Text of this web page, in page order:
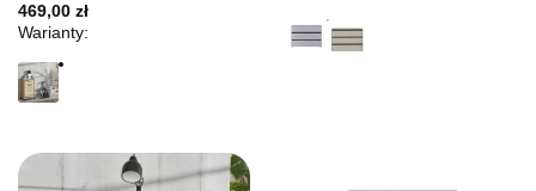
469,00 zł
Warianty: